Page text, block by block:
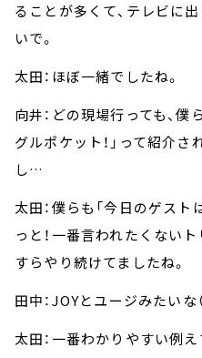
ることが多くて、テレビに
いで。
太田：ほぼ一緒でしたね。
向井：どの現場行っても、僕
グルポケット！」って紹介さ
し…
太田：僕らも「今日のゲスト
っと！一番言われたくない
すらやり続けてましたね。
田中：JOYとユージみたいな（
太田：一番わかりやすい例え